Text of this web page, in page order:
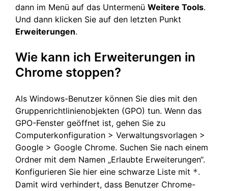
dann im Menü auf das Untermenü Weitere Tools.
Und dann klicken Sie auf den letzten Punkt
Erweiterungen.
Wie kann ich Erweiterungen in
Chrome stoppen?
Als Windows-Benutzer können Sie dies mit den
Gruppenrichtlinienobjekten (GPO) tun. Wenn das
GPO-Fenster geöffnet ist, gehen Sie zu
Computerkonfiguration > Verwaltungsvorlagen >
Google > Google Chrome. Suchen Sie nach einem
Ordner mit dem Namen „Erlaubte Erweiterungen“.
Konfigurieren Sie hier eine schwarze Liste mit *.
Damit wird verhindert, dass Benutzer Chrome-